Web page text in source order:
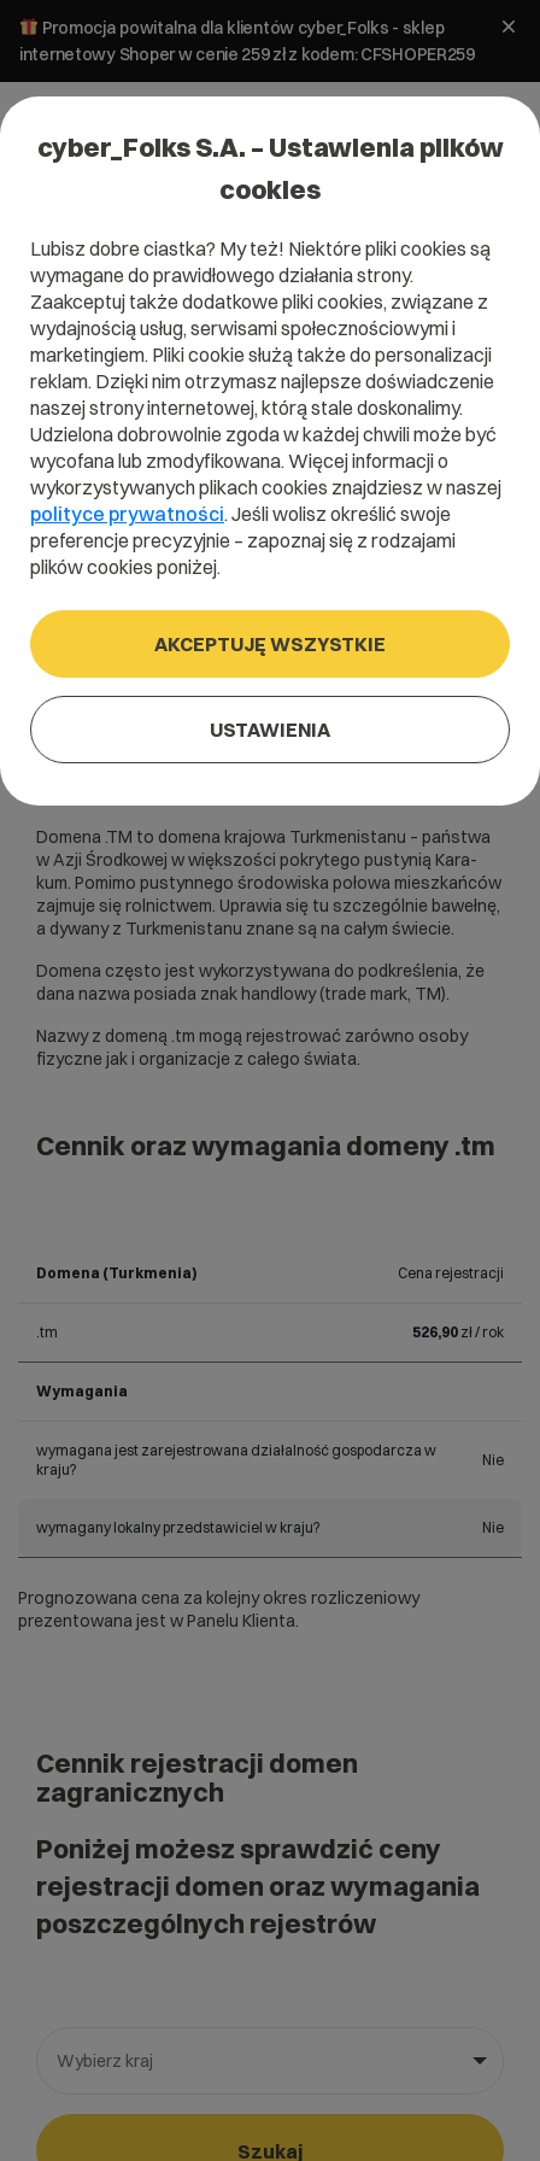
Promocja powitalna dla klientów cyber_Folks - sklep
internetowy Shoper w cenie 259 zł z kodem: CFSHOPER259
Domena .tm
Zarejestruj adres www z domeną Turkmenistanowi
.tm
Szukaj
Domena .TM to domena krajowa Turkmenistanu – państwa
w Azji Środkowej w większości pokrytego pustynią Kara-
kum. Pomimo pustynnego środowiska połowa mieszkańców
zajmuje się rolnictwem. Uprawia się tu szczególnie bawełnę,
a dywany z Turkmenistanu znane są na całym świecie.
Domena często jest wykorzystywana do podkreślenia, że
dana nazwa posiada znak handlowy (trade mark, TM).
Nazwy z domeną .tm mogą rejestrować zarówno osoby
fizyczne jak i organizacje z całego świata.
Cennik oraz wymagania domeny .tm
Domena (Turkmenia) Cena rejestracji
.tm 526,90 zł / rok
Wymagania
wymagana jest zarejestrowana działalność gospodarcza w
kraju?
Nie
wymagany lokalny przedstawiciel w kraju? Nie
Prognozowana cena za kolejny okres rozliczeniowy
prezentowana jest w Panelu Klienta.
Cennik rejestracji domen
zagranicznych
Poniżej możesz sprawdzić ceny
rejestracji domen oraz wymagania
poszczególnych rejestrów
Wybierz kraj
Wybierz gotową listę. Użyj spacji, aby otworzyć.
Naciśnij spację, aby otworzyć listę, klawisze strzałek, aby
Szukaj
cyber_Folks S.A. – Ustawienia plików
cookies
Lubisz dobre ciastka? My też! Niektóre pliki cookies są
wymagane do prawidłowego działania strony.
Zaakceptuj także dodatkowe pliki cookies, związane z
wydajnością usług, serwisami społecznościowymi i
marketingiem. Pliki cookie służą także do personalizacji
reklam. Dzięki nim otrzymasz najlepsze doświadczenie
naszej strony internetowej, którą stale doskonalimy.
Udzielona dobrowolnie zgoda w każdej chwili może być
wycofana lub zmodyfikowana. Więcej informacji o
wykorzystywanych plikach cookies znajdziesz w naszej
polityce prywatności. Jeśli wolisz określić swoje
preferencje precyzyjnie – zapoznaj się z rodzajami
plików cookies poniżej.
AKCEPTUJĘ WSZYSTKIE
USTAWIENIA